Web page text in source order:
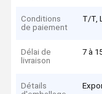
Conditions
de paiement
T/T,
Délai de
livraison
7 à
Détails